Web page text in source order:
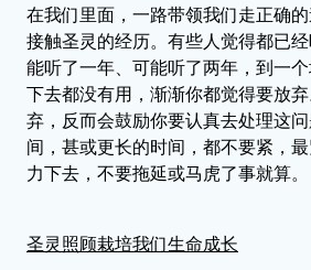
在我们里面，一路带领我们走正确
接触圣灵的经历。有些人觉得都已
能听了一年、可能听了两年，到一
下去都没有用，渐渐你都觉得要放
弃，反而会鼓励你要认真去处理这
间，甚或更长的时间，都不要紧，
力下去，不要拖延或马虎了事就算。
圣灵照顾栽培我们生命成长